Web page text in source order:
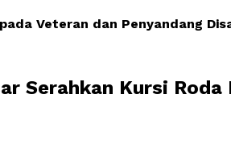
Veteran dan Penyandang
Serahkan Kursi Roda